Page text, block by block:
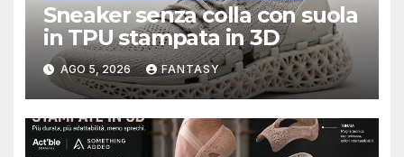
Sneaker senza colla con suola
in TPU stampata in 3D
AGO 5, 2026 FANTASY